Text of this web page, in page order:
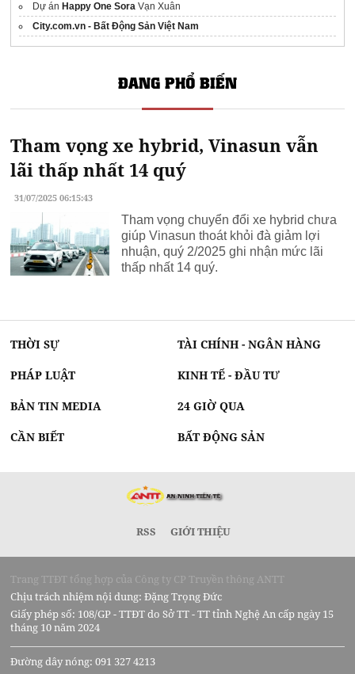
Dự án Happy One Sora Vạn Xuân
City.com.vn - Bất Động Sản Việt Nam
ĐANG PHỔ BIẾN
Tham vọng xe hybrid, Vinasun vẫn
lãi thấp nhất 14 quý
31/07/2025 06:15:43
Tham vọng chuyển đổi xe hybrid chưa
giúp Vinasun thoát khỏi đà giảm lợi
nhuận, quý 2/2025 ghi nhận mức lãi
thấp nhất 14 quý.
THỜI SỰ TÀI CHÍNH - NGÂN HÀNG
PHÁP LUẬT KINH TẾ - ĐẦU TƯ
BẢN TIN MEDIA 24 GIỜ QUA
CẦN BIẾT BẤT ĐỘNG SẢN
RSS GIỚI THIỆU
Trang TTĐT tổng hợp của Công ty CP Truyền thông ANTT
Chịu trách nhiệm nội dung: Đặng Trọng Đức
Giấy phép số: 108/GP - TTĐT do Sở TT - TT tỉnh Nghệ An cấp ngày 15
tháng 10 năm 2024
Đường dây nóng: 091 327 4213